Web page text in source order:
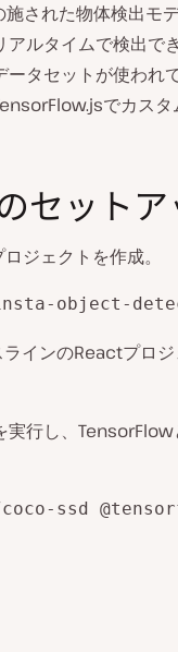
施された物体検出モ
ルタイムで検出で
タセットが使われて
でカス
セット
ジェクトを作成。
object-
インのReactプロ
実行し、
ssd